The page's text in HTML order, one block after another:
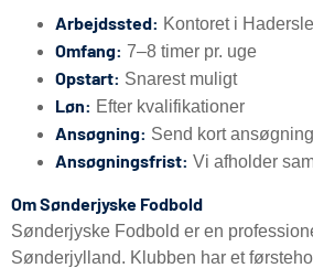
Arbejdssted: Kontoret i
Omfang: 7–8 timer pr. uge
Opstart: Snarest muligt
Løn: Efter kvalifikationer
Ansøgning: Send kort
Ansøgningsfrist: Vi afholder
Om Sønderjyske Fodbold
Sønderjyske Fodbold er en
Sønderjylland. Klubben har et